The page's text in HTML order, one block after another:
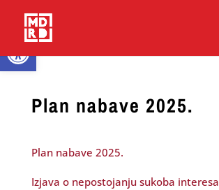
Open toolbar
Plan nabave 2025.
Plan nabave 2025.
Izjava o nepostojanju sukoba interesa